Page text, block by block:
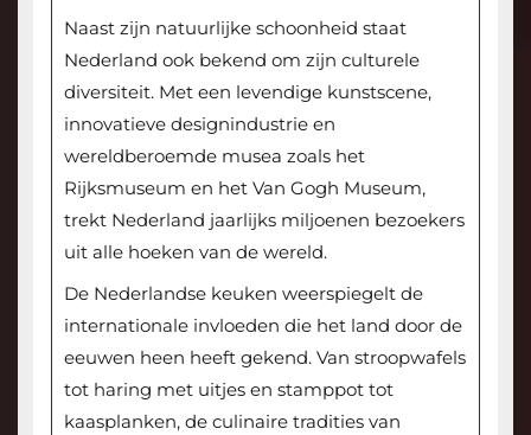
Naast zijn natuurlijke schoonheid staat
Nederland ook bekend om zijn culturele
diversiteit. Met een levendige kunstscene,
innovatieve designindustrie en
wereldberoemde musea zoals het
Rijksmuseum en het Van Gogh Museum,
trekt Nederland jaarlijks miljoenen bezoekers
uit alle hoeken van de wereld.
De Nederlandse keuken weerspiegelt de
internationale invloeden die het land door de
eeuwen heen heeft gekend. Van stroopwafels
tot haring met uitjes en stamppot tot
kaasplanken, de culinaire tradities van